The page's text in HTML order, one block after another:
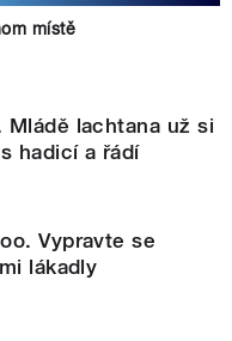
místě
lachtana už si
hadicí a řádí
Vypravte se
lákadly